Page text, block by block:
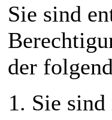
Sie sind
der
Sie